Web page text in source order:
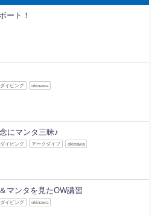
ート！
イビング okinawa
にマンタ三昧♪
イビング アークダイブ okinawa
マンタを見たOW講習
イビング okinawa